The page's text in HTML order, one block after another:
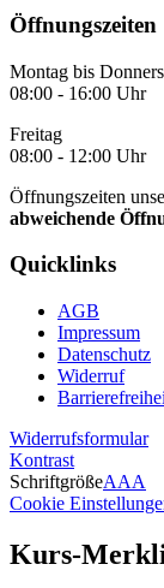
Öffnungszeiten
Montag bis
08:00 - 16:00 Uhr
Freitag
08:00 - 12:00 Uhr
Öffnungszeiten
abweichende
Quicklinks
AGB
Impressum
Datenschutz
Widerruf
Widerrufsformular
Kontrast
SchriftgrößeAAA
Cookie
Kurs-